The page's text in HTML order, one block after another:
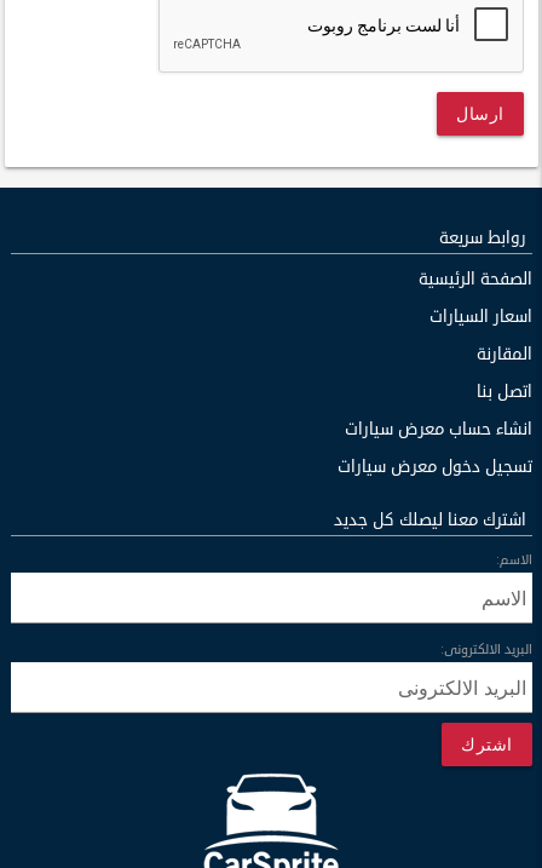
ارسال
روابط سريعة
الصفحة الرئيسية
اسعار السيارات
المقارنة
اتصل بنا
انشاء حساب معرض سيارات
تسجيل دخول معرض سيارات
اشترك معنا ليصلك كل جديد
الاسم:
البريد الالكترونى:
اشترك